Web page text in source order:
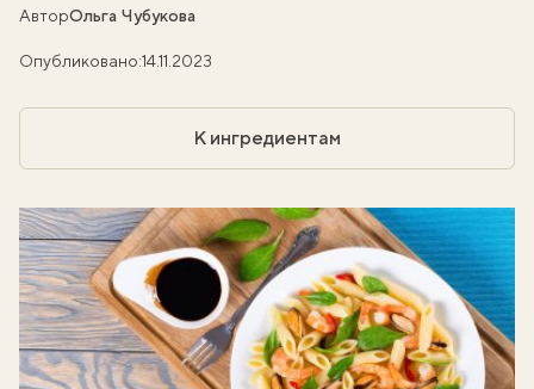
АвторОльга Чубукова
Опубликовано:14.11.2023
К ингредиентам